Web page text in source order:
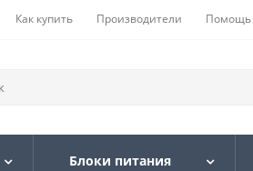
Как купить Производители Помощь
Блоки питания